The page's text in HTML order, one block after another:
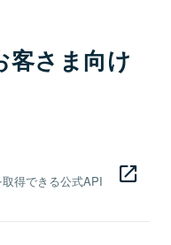
客さま向け
得できる公式API